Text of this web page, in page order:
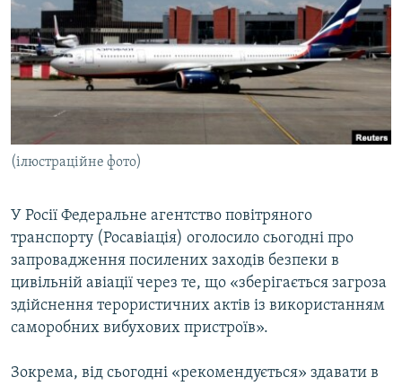
МУЛЬТИМЕДІА
ФОТО
СПЕЦПРОЄКТИ
ПОДКАСТИ
КРИМ РЕАЛІЇ
УКР
КТАТ
ДОЛУЧАЙСЯ!
(ілюстраційне фото)
У Росії Федеральне агентство повітряного
транспорту (Росавіація) оголосило сьогодні про
запровадження посилених заходів безпеки в
цивільній авіації через те, що «зберігається загроза
здійснення терористичних актів із використанням
саморобних вибухових пристроїв».
Зокрема, від сьогодні «рекомендується» здавати в